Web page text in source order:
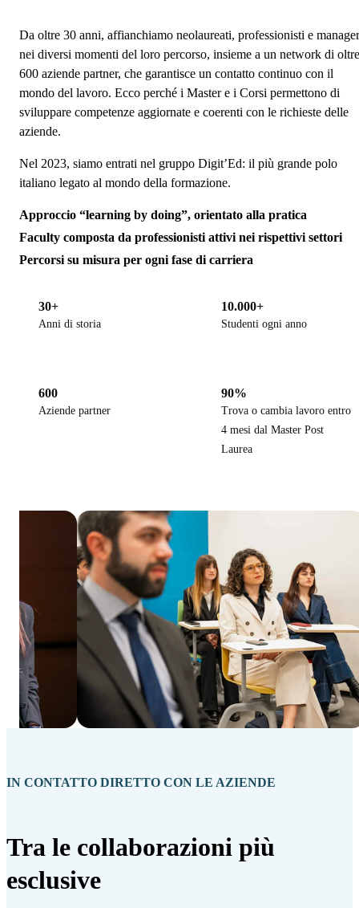
Da oltre 30 anni, affianchiamo neolaureati, professionisti e manager
nei diversi momenti del loro percorso, insieme a un network di oltre
600 aziende partner, che garantisce un contatto continuo con il
mondo del lavoro. Ecco perché i Master e i Corsi permettono di
sviluppare competenze aggiornate e coerenti con le richieste delle
aziende.
Nel 2023, siamo entrati nel gruppo Digit’Ed: il più grande polo
italiano legato al mondo della formazione.
Approccio “learning by doing”, orientato alla pratica
Faculty composta da professionisti attivi nei rispettivi settori
Percorsi su misura per ogni fase di carriera
30+
Anni di storia
10.000+
Studenti ogni anno
600
Aziende partner
90%
Trova o cambia lavoro entro
4 mesi dal Master Post
Laurea
IN CONTATTO DIRETTO CON LE AZIENDE
Tra le collaborazioni più
esclusive